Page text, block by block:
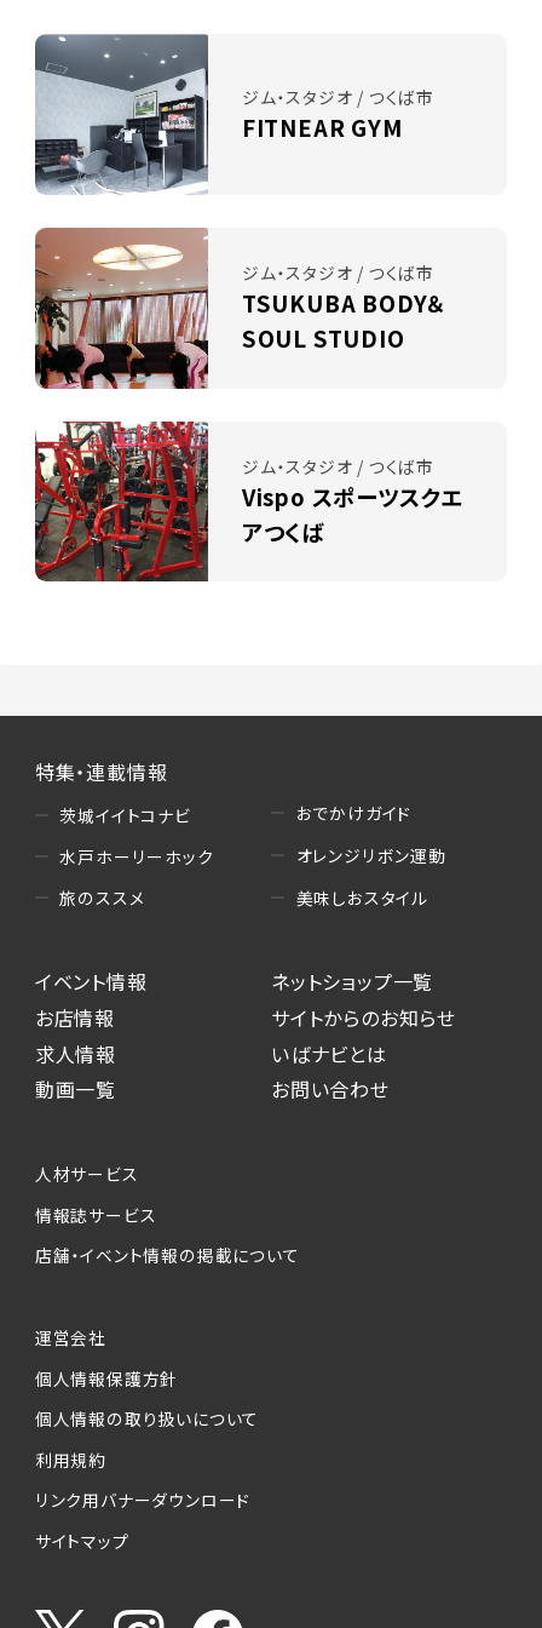
ジム・スタジオ / つくば市
FITNEAR GYM
ジム・スタジオ / つくば市
TSUKUBA BODY＆
SOUL STUDIO
ジム・スタジオ / つくば市
Vispo スポーツスクエ
アつくば
特集・連載情報
茨城イイトコナビ
水戸ホーリーホック
旅のススメ
おでかけガイド
オレンジリボン運動
美味しおスタイル
イベント情報
お店情報
求人情報
動画一覧
ネットショップ一覧
サイトからのお知らせ
いばナビとは
お問い合わせ
人材サービス
情報誌サービス
店舗・イベント情報の掲載について
運営会社
個人情報保護方針
個人情報の取り扱いについて
利用規約
リンク用バナーダウンロード
サイトマップ